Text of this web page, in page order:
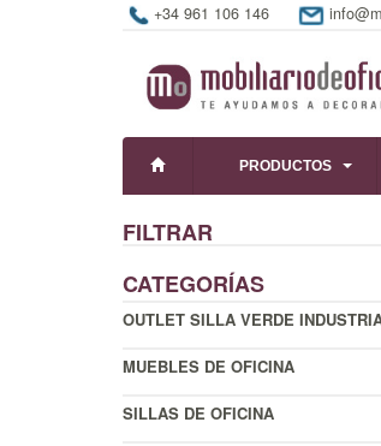
+34 961 106 146
PRODUCTOS
FILTRAR
CATEGORÍAS
OUTLET SILLA VERDE
MUEBLES DE OFICINA
SILLAS DE OFICINA